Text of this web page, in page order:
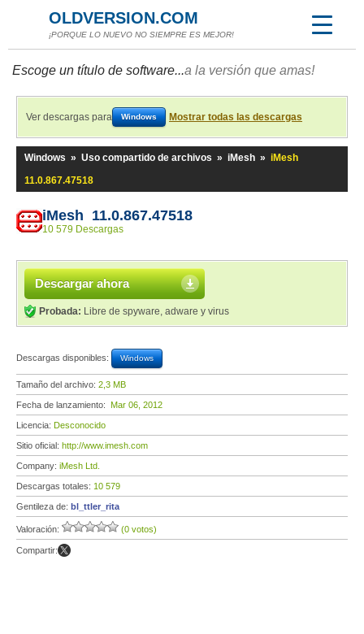
OLDVERSION.COM
¡PORQUE LO NUEVO NO SIEMPRE ES MEJOR!
Escoge un título de software...a la versión que amas!
Ver descargas para Windows Mostrar todas las descargas
Windows » Uso compartido de archivos » iMesh » iMesh
11.0.867.47518
iMesh 11.0.867.47518
10 579 Descargas
Descargar ahora
Probada: Libre de spyware, adware y virus
Descargas disponibles: Windows
Tamaño del archivo: 2,3 MB
Fecha de lanzamiento: Mar 06, 2012
Licencia: Desconocido
Sitio oficial: http://www.imesh.com
Company: iMesh Ltd.
Descargas totales: 10 579
Gentileza de: bl_ttler_rita
Valoración: (0 votos)
Compartir: